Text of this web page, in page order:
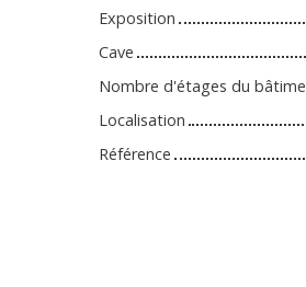
Exposition
Cave
Nombre d'étages du
Localisation
Référence